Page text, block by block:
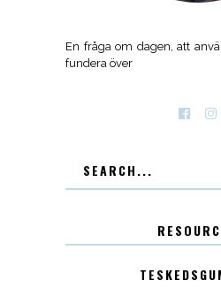
En fråga om dagen, att
fundera över